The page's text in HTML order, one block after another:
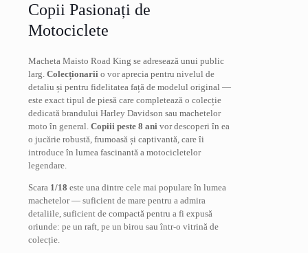
Copii Pasionați de
Motociclete
Macheta Maisto Road King se adresează unui public
larg. Colecționarii o vor aprecia pentru nivelul de
detaliu și pentru fidelitatea față de modelul original —
este exact tipul de piesă care completează o colecție
dedicată brandului Harley Davidson sau machetelor
moto în general. Copiii peste 8 ani vor descoperi în ea
o jucărie robustă, frumoasă și captivantă, care îi
introduce în lumea fascinantă a motocicletelor
legendare.
Scara 1/18 este una dintre cele mai populare în lumea
machetelor — suficient de mare pentru a admira
detaliile, suficient de compactă pentru a fi expusă
oriunde: pe un raft, pe un birou sau într-o vitrină de
colecție.